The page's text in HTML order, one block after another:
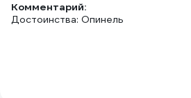
Комментарий:
Достоинства: Опинель